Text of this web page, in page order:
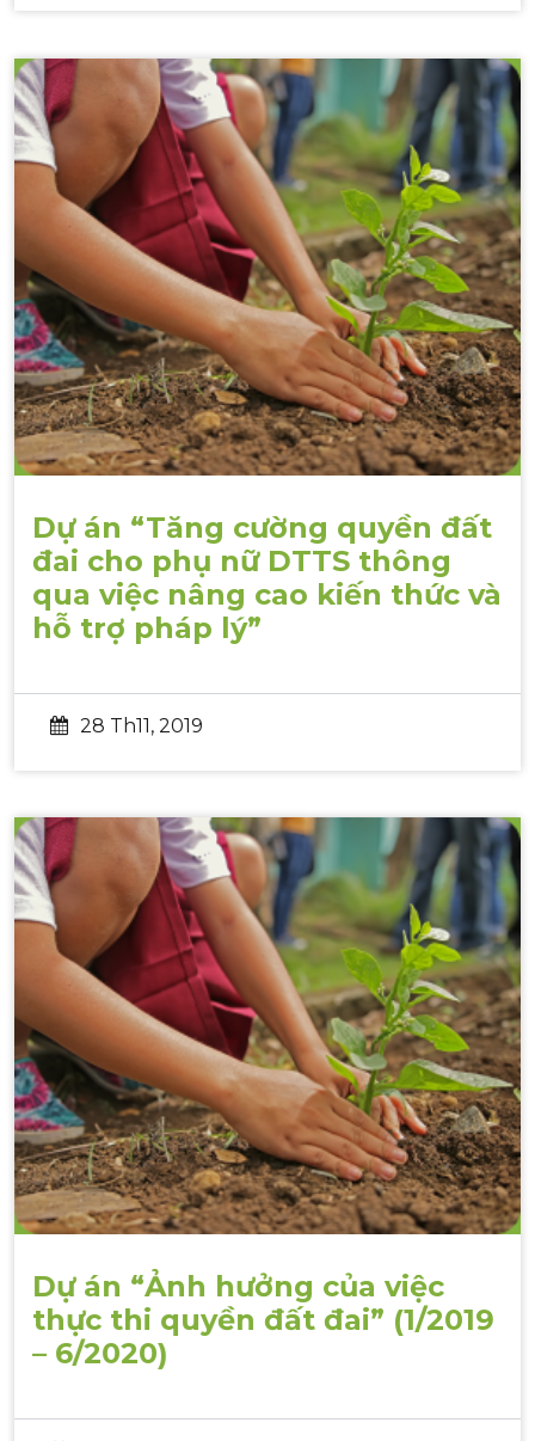
Dự án “Tăng cường quyền đất
đai cho phụ nữ DTTS thông
qua việc nâng cao kiến thức và
hỗ trợ pháp lý”
28 Th11, 2019
Dự án “Ảnh hưởng của việc
thực thi quyền đất đai” (1/2019
– 6/2020)